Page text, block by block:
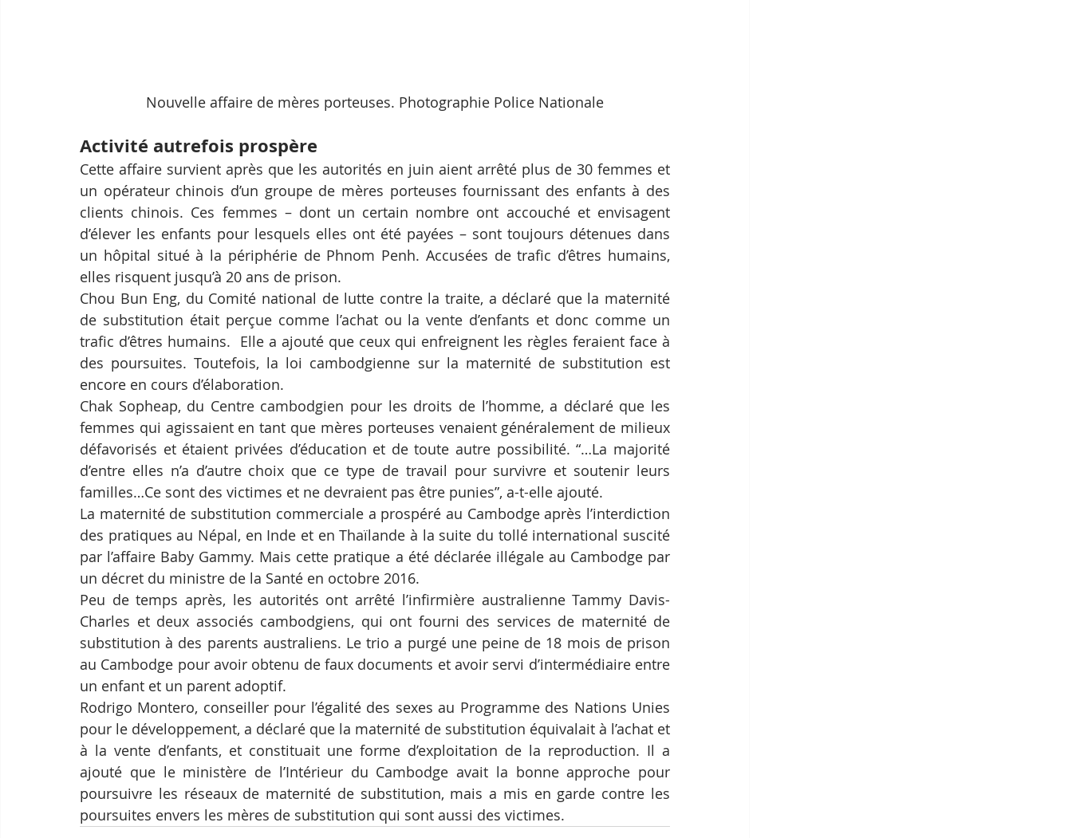
Nouvelle affaire de mères porteuses. Photographie Police Nationale
Activité autrefois prospère
Cette affaire survient après que les autorités en juin aient arrêté plus de 30 femmes et
un opérateur chinois d’un groupe de mères porteuses fournissant des enfants à des
clients chinois. Ces femmes – dont un certain nombre ont accouché et envisagent
d’élever les enfants pour lesquels elles ont été payées – sont toujours détenues dans
un hôpital situé à la périphérie de Phnom Penh. Accusées de trafic d’êtres humains,
elles risquent jusqu’à 20 ans de prison.
Chou Bun Eng, du Comité national de lutte contre la traite, a déclaré que la maternité
de substitution était perçue comme l’achat ou la vente d’enfants et donc comme un
trafic d’êtres humains.  Elle a ajouté que ceux qui enfreignent les règles feraient face à
des poursuites. Toutefois, la loi cambodgienne sur la maternité de substitution est
encore en cours d’élaboration.
Chak Sopheap, du Centre cambodgien pour les droits de l’homme, a déclaré que les
femmes qui agissaient en tant que mères porteuses venaient généralement de milieux
défavorisés et étaient privées d’éducation et de toute autre possibilité. “…La majorité
d’entre elles n’a d’autre choix que ce type de travail pour survivre et soutenir leurs
familles…Ce sont des victimes et ne devraient pas être punies”, a-t-elle ajouté.
La maternité de substitution commerciale a prospéré au Cambodge après l’interdiction
des pratiques au Népal, en Inde et en Thaïlande à la suite du tollé international suscité
par l’affaire Baby Gammy. Mais cette pratique a été déclarée illégale au Cambodge par
un décret du ministre de la Santé en octobre 2016.
Peu de temps après, les autorités ont arrêté l’infirmière australienne Tammy Davis-
Charles et deux associés cambodgiens, qui ont fourni des services de maternité de
substitution à des parents australiens. Le trio a purgé une peine de 18 mois de prison
au Cambodge pour avoir obtenu de faux documents et avoir servi d’intermédiaire entre
un enfant et un parent adoptif.
Rodrigo Montero, conseiller pour l’égalité des sexes au Programme des Nations Unies
pour le développement, a déclaré que la maternité de substitution équivalait à l’achat et
à la vente d’enfants, et constituait une forme d’exploitation de la reproduction. Il a
ajouté que le ministère de l’Intérieur du Cambodge avait la bonne approche pour
poursuivre les réseaux de maternité de substitution, mais a mis en garde contre les
poursuites envers les mères de substitution qui sont aussi des victimes.